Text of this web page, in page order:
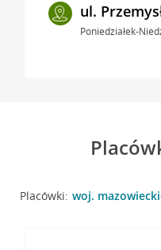
ul.
Poniedziałek-
Placówki: woj.